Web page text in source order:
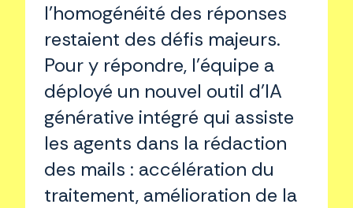
l’homogénéité des réponses
restaient des défis majeurs.
Pour y répondre, l’équipe a
déployé un nouvel outil d’IA
générative intégré qui assiste
les agents dans la rédaction
des mails : accélération du
traitement, amélioration de la